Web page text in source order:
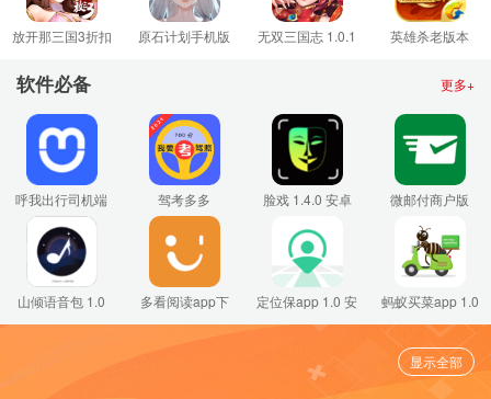
放开那三国3折扣
原石计划手机版
无双三国志 1.0.1
英雄杀老版本
软件必备 更多+
呼我出行司机端
4.1.0 安卓版
驾考多多
33.01.22 安卓版
脸戏 1.4.0 安卓
微邮付商户版
山倾语音包 1.0
多看阅读app下
定位保app 1.0 安
蚂蚁买菜app 1.0
显示全部